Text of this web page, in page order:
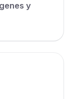
y